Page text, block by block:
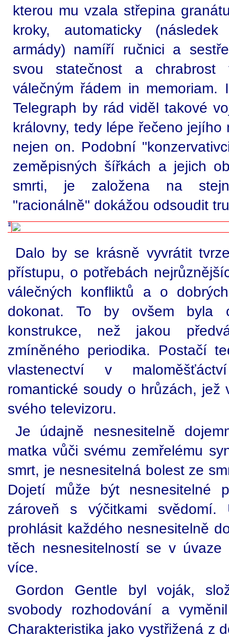
kterou mu vzala střepina
kroky, automaticky
armády) namíří ručnici a
svou statečnost a
válečným řádem in
Telegraph by rád viděl takové
královny, tedy lépe řečeno jejího
nejen on. Podobní
zeměpisných šířkách a jejich
smrti, je založena na
"racionálně" dokážou odsoudit
Dalo by se krásně vyvrátit
přístupu, o potřebách
válečných konfliktů a o
dokonat. To by ovšem byla
konstrukce, než jakou
zmíněného periodika. Postačí
vlastenectví v
romantické soudy o hrůzách, jež
svého televizoru.
Je údajně nesnesitelně
matka vůči svému zemřelému
smrt, je nesnesitelná bolest ze
Dojetí může být nesnesitelné
zároveň s výčitkami
prohlásit každého nesnesitelně
těch nesnesitelností se v úvaze
více.
Gordon Gentle byl voják,
svobody rozhodování a
Charakteristika jako vystřižená z